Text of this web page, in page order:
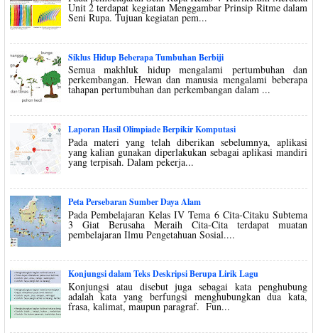
Unit 2 terdapat kegiatan Menggambar Prinsip Ritme dalam
Seni Rupa. Tujuan kegiatan pem...
Siklus Hidup Beberapa Tumbuhan Berbiji
Semua makhluk hidup mengalami pertumbuhan dan
perkembangan. Hewan dan manusia mengalami beberapa
tahapan pertumbuhan dan perkembangan dalam ...
Laporan Hasil Olimpiade Berpikir Komputasi
Pada materi yang telah diberikan sebelumnya, aplikasi
yang kalian gunakan diperlakukan sebagai aplikasi mandiri
yang terpisah. Dalam pekerja...
Peta Persebaran Sumber Daya Alam
Pada Pembelajaran Kelas IV Tema 6 Cita-Citaku Subtema
3 Giat Berusaha Meraih Cita-Cita terdapat muatan
pembelajaran Ilmu Pengetahuan Sosial....
Konjungsi dalam Teks Deskripsi Berupa Lirik Lagu
Konjungsi atau disebut juga sebagai kata penghubung
adalah kata yang berfungsi menghubungkan dua kata,
frasa, kalimat, maupun paragraf. Fun...